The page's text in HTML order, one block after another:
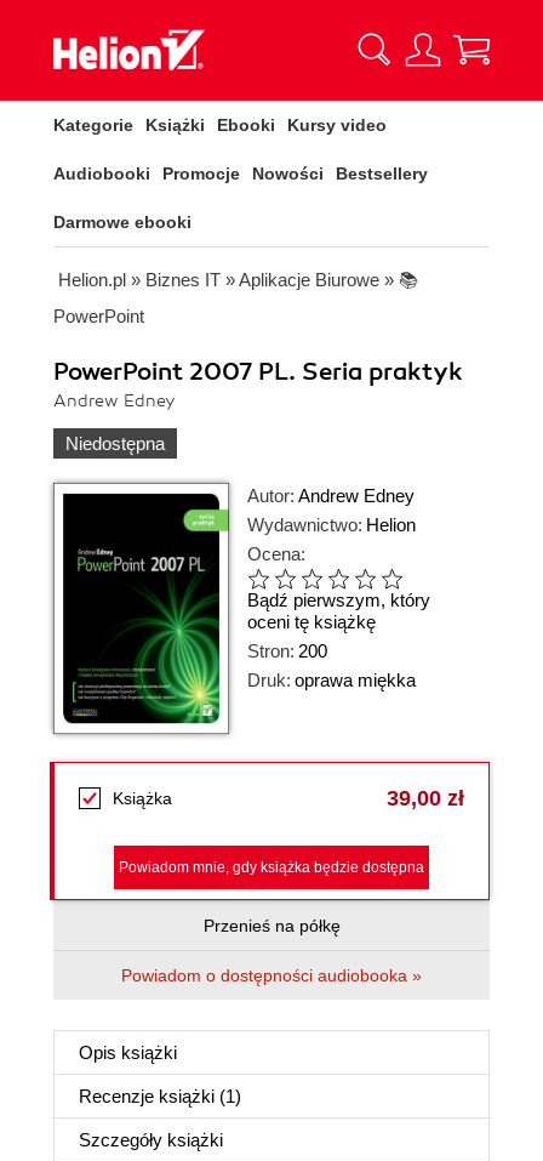
Kategorie Książki Ebooki Kursy video
Audiobooki Promocje Nowości Bestsellery
Darmowe ebooki
Helion.pl » Biznes IT »Aplikacje Biurowe » 📚
PowerPoint
PowerPoint 2007 PL. Seria praktyk
Andrew Edney
Niedostępna
Autor: Andrew Edney
Wydawnictwo: Helion
Ocena:
Bądź pierwszym, który
oceni tę książkę
Stron: 200
Druk: oprawa miękka
Książka 39,00 zł
Powiadom mnie, gdy książka będzie dostępna
Przenieś na półkę
Powiadom o dostępności audiobooka »
Opis książki
Recenzje książki (1)
Szczegóły książki